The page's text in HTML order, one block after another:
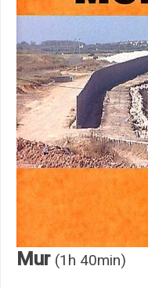
Mur (1h 40min)